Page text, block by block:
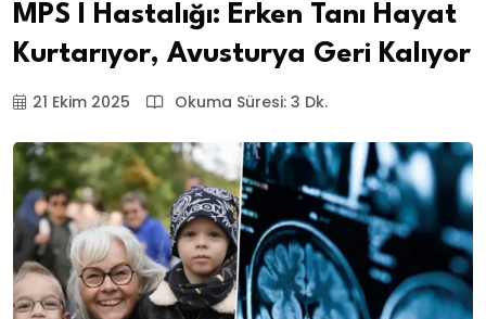
MPS I Hastalığı: Erken Tanı Hayat
Kurtarıyor, Avusturya Geri Kalıyor
21 Ekim 2025 Okuma Süresi: 3 Dk.